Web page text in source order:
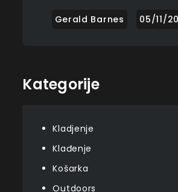
Kategorije
Kladjenje
Klađenje
Košarka
Outdoors